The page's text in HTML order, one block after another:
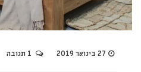
27 בינואר 2019